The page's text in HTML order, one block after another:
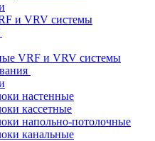
и VRV системы
VRF и VRV системы
настенные
кассетные
напольно-потолочные
канальные